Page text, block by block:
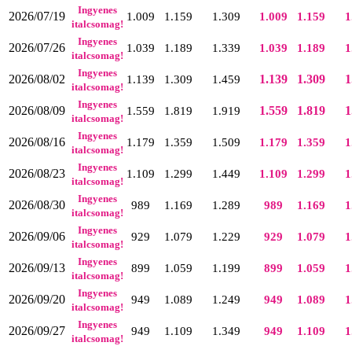
2026/07/19
Ingyenes
italcsomag!
1.009 1.159 1.309 1.009 1.159
2026/07/26
Ingyenes
italcsomag!
1.039 1.189 1.339 1.039 1.189
2026/08/02
Ingyenes
italcsomag!
1.139 1.309 1.459 1.139 1.309
2026/08/09
Ingyenes
italcsomag!
1.559 1.819 1.919 1.559 1.819
2026/08/16
Ingyenes
italcsomag!
1.179 1.359 1.509 1.179 1.359
2026/08/23
Ingyenes
italcsomag!
1.109 1.299 1.449 1.109 1.299
2026/08/30
Ingyenes
italcsomag!
989 1.169 1.289 989 1.169
2026/09/06
Ingyenes
italcsomag!
929 1.079 1.229 929 1.079
2026/09/13
Ingyenes
italcsomag!
899 1.059 1.199 899 1.059
2026/09/20
Ingyenes
italcsomag!
949 1.089 1.249 949 1.089
2026/09/27
Ingyenes
italcsomag!
949 1.109 1.349 949 1.109